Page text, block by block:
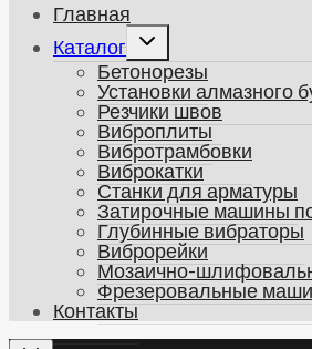
Главная
Каталог
Развернуть
дочернее
меню
Бетонорезы
Установки алмазного
Резчики швов
Виброплиты
Вибротрамбовки
Виброкатки
Станки для арматуры
Затирочные машины
Глубинные вибраторы
Виброрейки
Мозаично-
Фрезеровальные
Контакты